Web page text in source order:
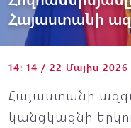
Հայաստանի
14: 14 / 22 Մայիս 2026
Հայաստանի
կանցկացնի